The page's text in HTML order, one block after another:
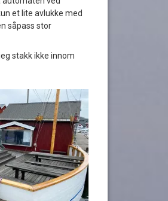
et lite avlukke med
såpass stor
stakk ikke innom